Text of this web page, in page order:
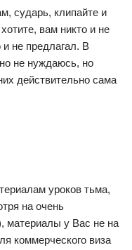
сударь, клипайте и
вам никто и не
не предлагал. В
не нуждаюсь, но
действительно сама
уроков тьма,
на очень
материалы у Вас не на
коммерческого виза